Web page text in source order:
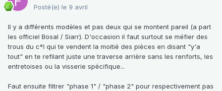
Posté(e) le 9 avril
Il y a différents modèles et pas deux qui se montent pareil (a part
les officiel Bosal / Siarr). D'occasion il faut surtout se méfier des
trous du c*l qui te vendent la moitié des pièces en disant "y'a
tout" en te refilant juste une traverse arrière sans les renforts, les
entretoises ou la visserie spécifique...
Faut ensuite filtrer "phase 1" / "phase 2" pour respectivement pas